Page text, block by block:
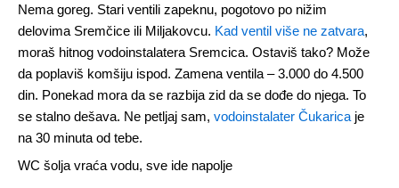
Nema goreg. Stari ventili zapeknu, pogotovo po nižim
delovima Sremčice ili Miljakovcu. Kad ventil više ne zatvara,
moraš hitnog vodoinstalatera Sremcica. Ostaviš tako? Može
da poplaviš komšiju ispod. Zamena ventila – 3.000 do 4.500
din. Ponekad mora da se razbija zid da se dođe do njega. To
se stalno dešava. Ne petljaj sam, vodoinstalater Čukaricaje
na 30 minuta od tebe.
WC šolja vraća vodu, sve ide napolje